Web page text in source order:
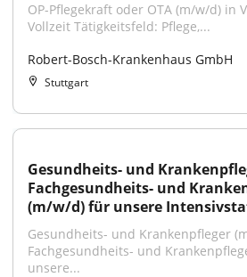
OP-Pflegekraft oder OTA (m/w/d) in
Vollzeit Tätigkeitsfeld: Pflege,...
Robert-Bosch-Krankenhaus GmbH
Stuttgart
Gesundheits- und
Fachgesundheits- und
(m/w/d) für unsere
Gesundheits- und Krankenpfleger
Fachgesundheits- und
unsere...